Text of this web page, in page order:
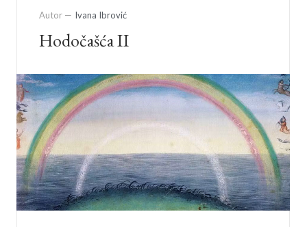
Autor — Ivana Ibrović
Hodočašća II